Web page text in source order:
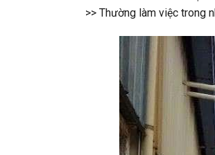
>> Thường làm việc trong